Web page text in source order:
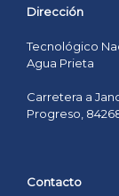
Dirección
Tecnológico
Agua Prieta
Carretera a
Progreso,
Contacto